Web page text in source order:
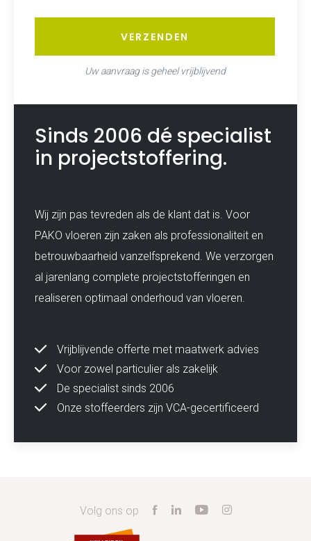
VERZENDEN
Sinds 2006 dé specialist
in projectstoffering.
Wij zijn pas tevreden als de klant dat is. Voor
PAKO vloeren zijn zaken als professionaliteit en
betrouwbaarheid vanzelfsprekend. We verzorgen
al jarenlang complete projectstofferingen en
realiseren optimaal onderhoud van vloeren.
Vrijblijvende offerte met maatwerk advies
Voor zowel particulier als zakelijk
De specialist sinds 2006
Onze stoffeerders zijn VCA-gecertificeerd
Volg ons op